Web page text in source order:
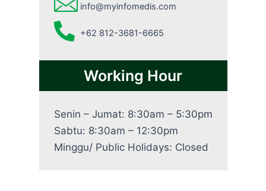
info@myinfomedis.com
+62 812-3681-6665
Working Hour
Senin – Jumat: 8:30am – 5:30pm
Sabtu: 8:30am – 12:30pm
Minggu/ Public Holidays: Closed